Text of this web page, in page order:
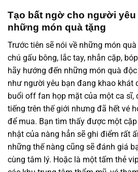
Tạo bất ngờ cho người
những món quà tặng
Trước tiên sẽ nói về những món
chú gấu bông, lắc tay, nhẫn cặp,
hãy hướng đến những món quà
như người yêu bạn đang khao khát
buổi off fan họp mặt của một ca sĩ,
tiếng trên thế giới nhưng đã hết vé
để mua. Bạn tìm thấy được một
nhật của nàng hẳn sẽ ghi điểm rất
những thế nàng cũng sẽ đánh giá
cùng tâm lý. Hoặc là một tấm thẻ